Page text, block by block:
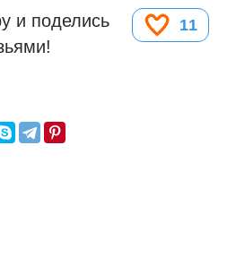
11
и поделись